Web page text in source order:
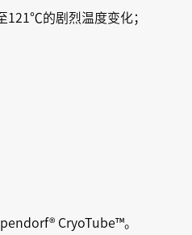
121℃的剧烈温度变化；
CryoTube™。